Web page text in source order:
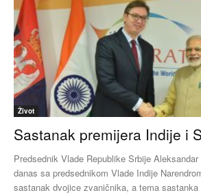
Život
Sastanak premijera Indije i
Predsednik Vlade Republike Srbije
danas sa predsednikom Vlade Indije
sastanak dvojice zvaničnika, a tema sastanka